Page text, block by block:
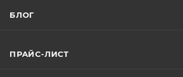
БЛОГ
ПРАЙС-ЛИСТ